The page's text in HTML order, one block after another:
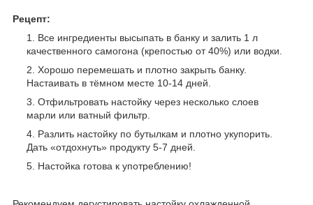
Рецепт:
Все ингредиенты высыпать в банку и залить 1 л
качественного самогона (крепостью от 40%) или водки.
Хорошо перемешать и плотно закрыть банку.
Настаивать в тёмном месте 10-14 дней.
Отфильтровать настойку через несколько слоев
марли или ватный фильтр.
Разлить настойку по бутылкам и плотно укупорить.
Дать «отдохнуть» продукту 5-7 дней.
Настойка готова к употреблению!